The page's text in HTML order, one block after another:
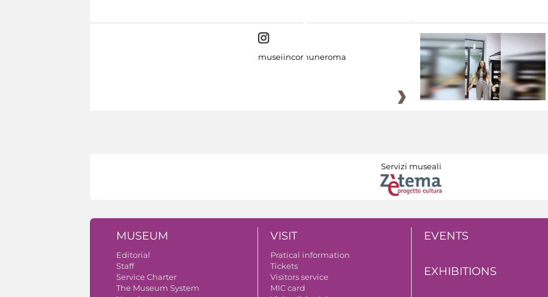
museiincomuneroma
Servizi museali
MUSEUM
Editorial
Staff
Service Charter
The Museum System
VISIT
Pratical information
Tickets
Visitors service
MIC card
EVENTS
EXHIBITIONS